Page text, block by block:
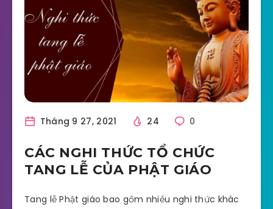
Tháng 9 27, 2021 24 0
CÁC NGHI THỨC TỔ CHỨC
TANG LỄ CỦA PHẬT GIÁO
Tang lễ Phật giáo bao gồm nhiều nghi thức khác